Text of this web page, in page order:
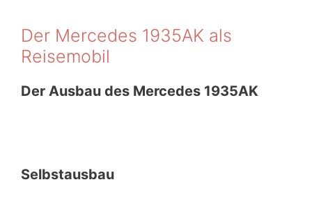
Der Mercedes 1935AK als
Reisemobil
Der Ausbau des Mercedes 1935AK
Selbstausbau